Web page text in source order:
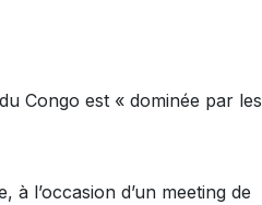
Congo est « dominée par les
l’occasion d’un meeting de